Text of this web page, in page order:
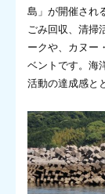
島」が開催され
ごみ回収、清掃
ークや、カヌー
ベントです。海
活動の達成感と